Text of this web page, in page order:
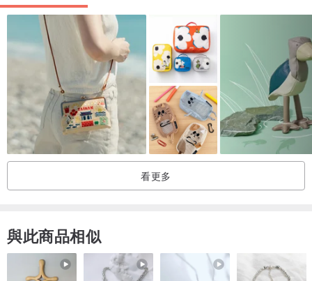
產地/製造方法
日本手工製作
國際電子小包（派送時間視地址而定）
鏈條和把手（可選件）
下單前請聯繫我們
* 圖片的細節和顏色可能與圖片略有不同
真正的產品取決於您的觀看情況。
* 鍍層可能有小划痕。
看更多
與此商品相似